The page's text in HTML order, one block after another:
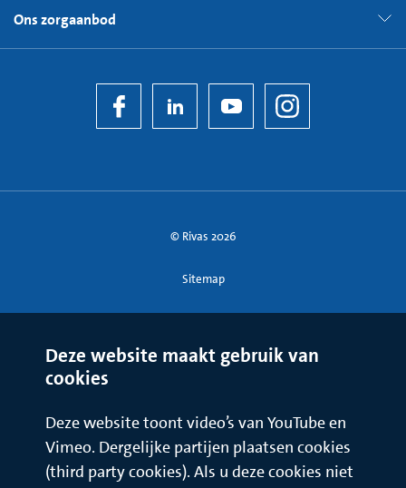
Ons zorgaanbod
© Rivas 2026
Sitemap
Deze website maakt gebruik van
cookies
Deze website toont video’s van YouTube en
Vimeo. Dergelijke partijen plaatsen cookies
(third party cookies). Als u deze cookies niet